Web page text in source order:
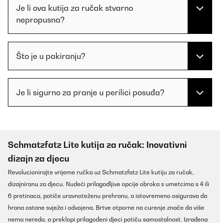
Je li ova kutija za ručak stvarno
nepropusna?
Što je u pakiranju?
Je li sigurno za pranje u perilici posuđa?
Schmatzfatz Lite kutija za ručak: Inovativni
dizajn za djecu
Revolucionirajte vrijeme ručka uz Schmatzfatz Lite kutiju za ručak,
dizajniranu za djecu. Nudeći prilagodljive opcije obroka s umetcima s 4 ili
6 pretinaca, potiče uravnoteženu prehranu, a istovremeno osigurava da
hrana ostane svježa i odvojena. Brtve otporne na curenje znače da više
nema nereda, a preklopi prilagođeni djeci potiču samostalnost. Izrađena